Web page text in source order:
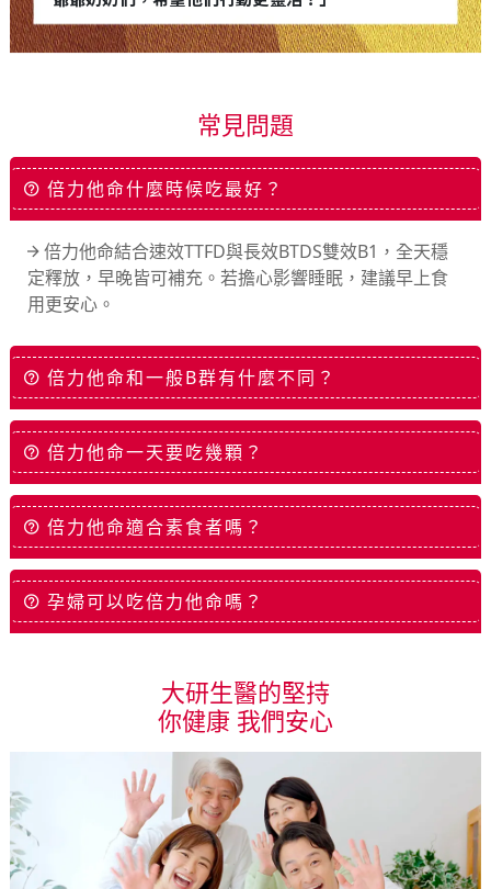
常見問題
倍力他命什麼時候吃最好？
倍力他命結合速效TTFD與長效BTDS雙效B1，全天穩
定釋放，早晚皆可補充。若擔心影響睡眠，建議早上食
用更安心。
倍力他命和一般B群有什麼不同？
倍力他命一天要吃幾顆？
倍力他命適合素食者嗎？
孕婦可以吃倍力他命嗎？
大研生醫的堅持
你健康 我們安心